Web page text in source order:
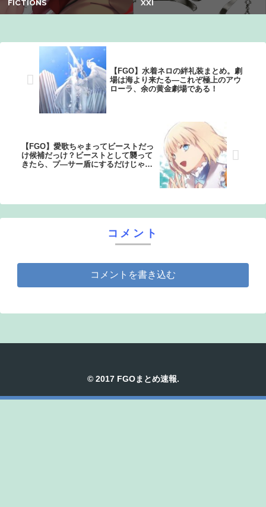
【FGO】水着ネロの絆礼装まとめ。劇
場は海より来たる―これぞ極上のアウ
ローラ、余の黄金劇場である！
【FGO】愛歌ちゃまってビーストだっ
け候補だっけ？ビーストとして襲って
きたら、プ―サー盾にするだけじゃ足
コメント
コメントを書き込む
© 2017 FGOまとめ速報.